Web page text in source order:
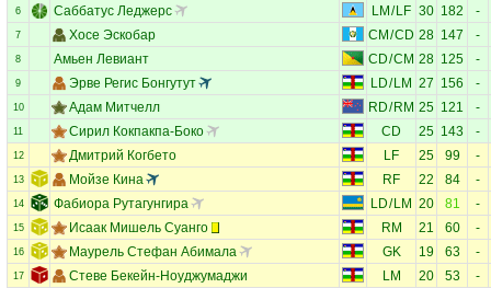
6 Саббатус Леджерс LM / LF 30 182 -
7 Хосе Эскобар CM /CD 28 147 -
8 Амьен Левиант CD/CM 28 125 -
9 Эрве Регис Бонгутут LD/ LM 27 156 -
10 Адам Митчелл RD/ RM 25 121 -
11 Сирил Кокпакпа-Боко CD 25 143 -
12 Дмитрий Когбето LF 25 99 -
13 Мойзе Кина RF 22 84 -
14 Фабиора Рутагунгира LD/ LM 20 81 -
15 Исаак Мишель Суанго RM 21 60 -
16 Маурель Стефан Абимала GK 19 63 -
17 Стеве Бекейн-Ноуджумаджи LM 20 53 -